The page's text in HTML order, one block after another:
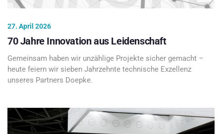
27. April 2026
70 Jahre Innovation aus Leidenschaft
Gemeinsam haben wir unzählige Projekte sicher gemacht –
heute feiern wir sieben Jahrzehnte technische Exzellenz
unseres Partners Doepke.